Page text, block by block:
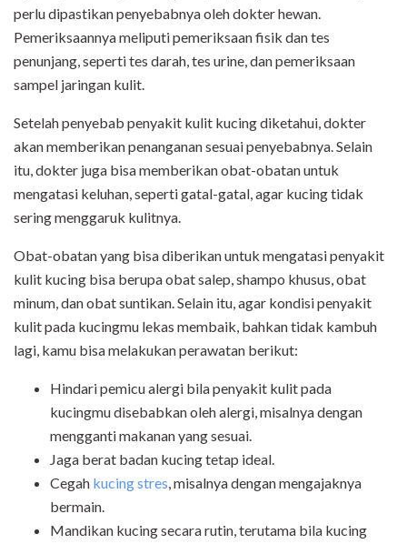
perlu dipastikan penyebabnya oleh dokter hewan.
Pemeriksaannya meliputi pemeriksaan fisik dan tes
penunjang, seperti tes darah, tes urine, dan pemeriksaan
sampel jaringan kulit.
Setelah penyebab penyakit kulit kucing diketahui, dokter
akan memberikan penanganan sesuai penyebabnya. Selain
itu, dokter juga bisa memberikan obat-obatan untuk
mengatasi keluhan, seperti gatal-gatal, agar kucing tidak
sering menggaruk kulitnya.
Obat-obatan yang bisa diberikan untuk mengatasi penyakit
kulit kucing bisa berupa obat salep, shampo khusus, obat
minum, dan obat suntikan. Selain itu, agar kondisi penyakit
kulit pada kucingmu lekas membaik, bahkan tidak kambuh
lagi, kamu bisa melakukan perawatan berikut:
Hindari pemicu alergi bila penyakit kulit pada
kucingmu disebabkan oleh alergi, misalnya dengan
mengganti makanan yang sesuai.
Jaga berat badan kucing tetap ideal.
Cegah kucing stres, misalnya dengan mengajaknya
bermain.
Mandikan kucing secara rutin, terutama bila kucing